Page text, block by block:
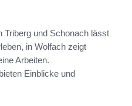
Triberg und Schonach lässt
in Wolfach zeigt
Arbeiten.
Einblicke und